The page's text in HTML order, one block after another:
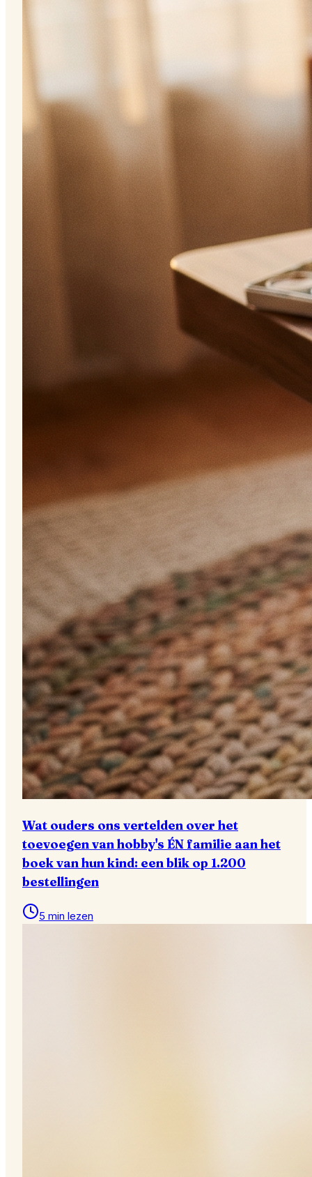
Wat ouders ons vertelden over het
toevoegen van hobby's ÉN familie aan het
boek van hun kind: een blik op 1.200
bestellingen
5 min lezen